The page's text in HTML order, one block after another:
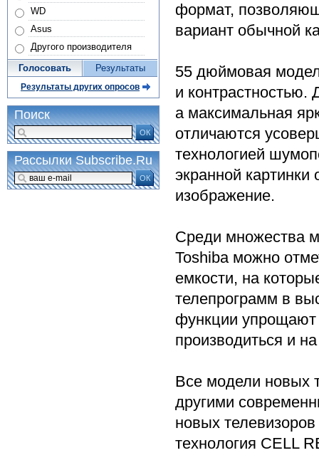
формат,
вариант обычной
55 дюймовая
и контрастностью.
а максимальная
отличаются
технологией
экранной картинки
изображение.
Среди множества
Toshiba можно
емкости, на
телепрограмм в
функции упрощают
производиться и
Все модели новых
другими
новых
технология CELL
WD
Asus
Другого производителя
Голосовать Результаты
Результаты других опросов
Поиск
ОК
Рассылки Subscribe.Ru
ОК